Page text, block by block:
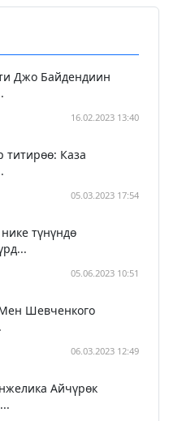
Джо Байдендиин
16.02.2023 13:40
титирөө: Каза
05.03.2023 17:54
түнүндө
05.06.2023 10:51
Шевченкого
06.03.2023 12:49
Айчүрөк